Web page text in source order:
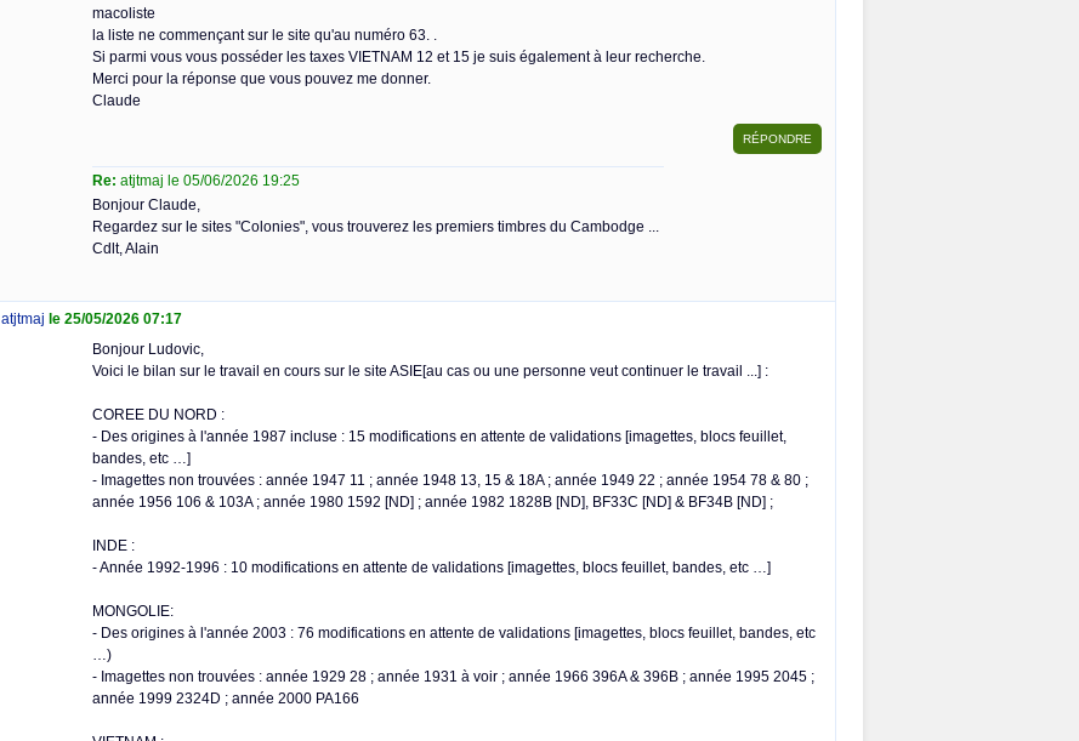
macoliste
la liste ne commençant sur le site qu'au numéro 63. .
Si parmi vous vous posséder les taxes VIETNAM 12 et 15 je suis également à leur recherche.
Merci pour la réponse que vous pouvez me donner.
Claude
Re: atjtmaj le 05/06/2026 19:25
Bonjour Claude,
Regardez sur le sites "Colonies", vous trouverez les premiers timbres du Cambodge ...
Cdlt, Alain
atjtmaj le 25/05/2026 07:17
Bonjour Ludovic,
Voici le bilan sur le travail en cours sur le site ASIE[au cas ou une personne veut continuer le travail ...] :
COREE DU NORD :
- Des origines à l'année 1987 incluse : 15 modifications en attente de validations [imagettes, blocs feuillet,
bandes, etc …]
- Imagettes non trouvées : année 1947 11 ; année 1948 13, 15 & 18A ; année 1949 22 ; année 1954 78 & 80 ;
année 1956 106 & 103A ; année 1980 1592 [ND] ; année 1982 1828B [ND], BF33C [ND] & BF34B [ND] ;
INDE :
- Année 1992-1996 : 10 modifications en attente de validations [imagettes, blocs feuillet, bandes, etc …]
MONGOLIE:
- Des origines à l'année 2003 : 76 modifications en attente de validations [imagettes, blocs feuillet, bandes, etc
…)
- Imagettes non trouvées : année 1929 28 ; année 1931 à voir ; année 1966 396A & 396B ; année 1995 2045 ;
année 1999 2324D ; année 2000 PA166